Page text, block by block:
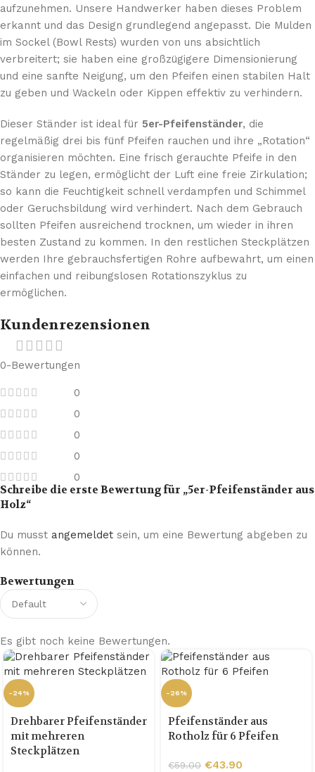
aufzunehmen. Unsere Handwerker haben dieses Problem
erkannt und das Design grundlegend angepasst. Die Mulden
im Sockel (Bowl Rests) wurden von uns absichtlich
verbreitert; sie haben eine großzügigere Dimensionierung
und eine sanfte Neigung, um den Pfeifen einen stabilen Halt
zu geben und Wackeln oder Kippen effektiv zu verhindern.
Dieser Ständer ist ideal für 5er-Pfeifenständer, die
regelmäßig drei bis fünf Pfeifen rauchen und ihre „Rotation“
organisieren möchten. Eine frisch gerauchte Pfeife in den
Ständer zu legen, ermöglicht der Luft eine freie Zirkulation;
so kann die Feuchtigkeit schnell verdampfen und Schimmel
oder Geruchsbildung wird verhindert. Nach dem Gebrauch
sollten Pfeifen ausreichend trocknen, um wieder in ihren
besten Zustand zu kommen. In den restlichen Steckplätzen
werden Ihre gebrauchsfertigen Rohre aufbewahrt, um einen
einfachen und reibungslosen Rotationszyklus zu
ermöglichen.
Kundenrezensionen
0-Bewertungen
0
0
0
0
0
Bewertungen
Es gibt noch keine Bewertungen.
Schreibe die erste Bewertung für „5er-Pfeifenständer aus
Holz“
Du musst angemeldet sein, um eine Bewertung abgeben zu
können.
-24%
Drehbarer Pfeifenständer
mit mehreren
Steckplätzen
-26%
Pfeifenständer aus
Rotholz für 6 Pfeifen
€59.00 €43.90